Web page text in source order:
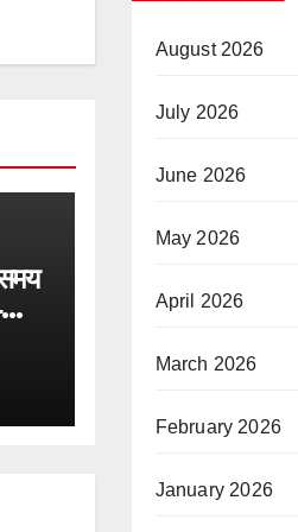
August 2026
July 2026
June 2026
May 2026
April 2026
March 2026
February 2026
January 2026